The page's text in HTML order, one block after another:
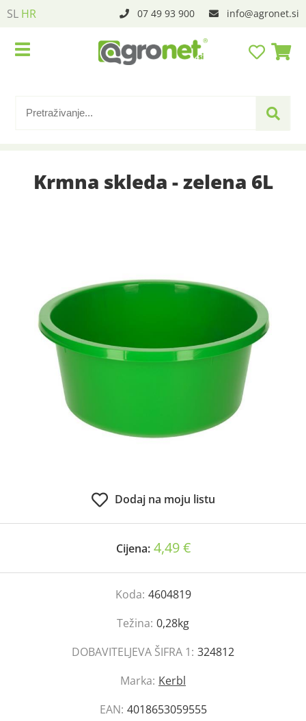
SL HR 07 49 93 900 info agronet.si
Krmna skleda - zelena 6L
Dodaj na moju listu
Cijena: 4,49 €
Koda: 4604819
Težina: 0,28kg
DOBAVITELJEVA ŠIFRA 1: 324812
Marka: Kerbl
EAN: 4018653059555